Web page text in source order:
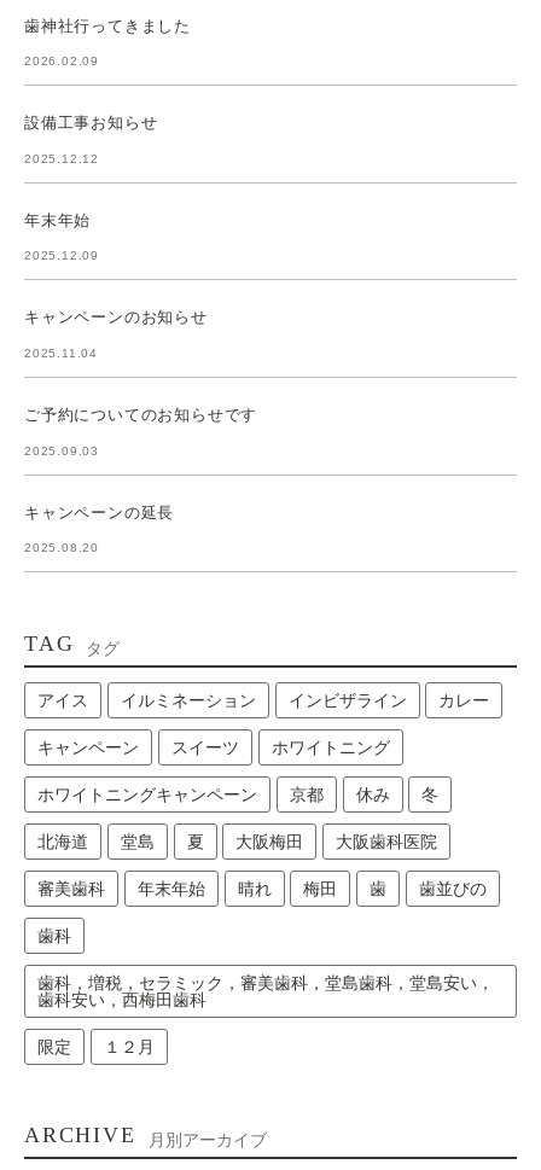
歯神社行ってきました
2026.02.09
設備工事お知らせ
2025.12.12
年末年始
2025.12.09
キャンペーンのお知らせ
2025.11.04
ご予約についてのお知らせです
2025.09.03
キャンペーンの延長
2025.08.20
TAG タグ
アイス イルミネーション インビザライン カレー
キャンペーン スイーツ ホワイトニング
ホワイトニングキャンペーン 京都 休み 冬
北海道 堂島 夏 大阪梅田 大阪歯科医院
審美歯科 年末年始 晴れ 梅田 歯 歯並びの
歯科
歯科，増税，セラミック，審美歯科，堂島歯科，堂島安い，
歯科安い，西梅田歯科
限定 １２月
ARCHIVE 月別アーカイブ